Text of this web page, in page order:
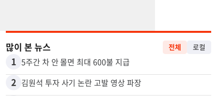
많이 본 뉴스 전체 로컬
1 5주간 차 안 몰면 최대 600불 지급
2 김원석 투자 사기 논란 고발 영상 파장